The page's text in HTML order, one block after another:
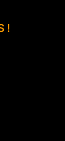
!